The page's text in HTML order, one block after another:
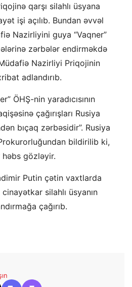
qarşı silahlı üsyana
işi açılıb. Bundan əvvəl
Nazirliyini guya “Vaqner”
zərbələr endirməkdə
Nazirliyi Priqojinin
adlandırıb.
ÖHŞ-nin yaradıcısının
çağırışları Rusiya
bıçaq zərbəsidir”. Rusiya
bildirilib ki,
gözləyir.
Putin çətin vaxtlarda
silahlı üsyanın
çağırıb.